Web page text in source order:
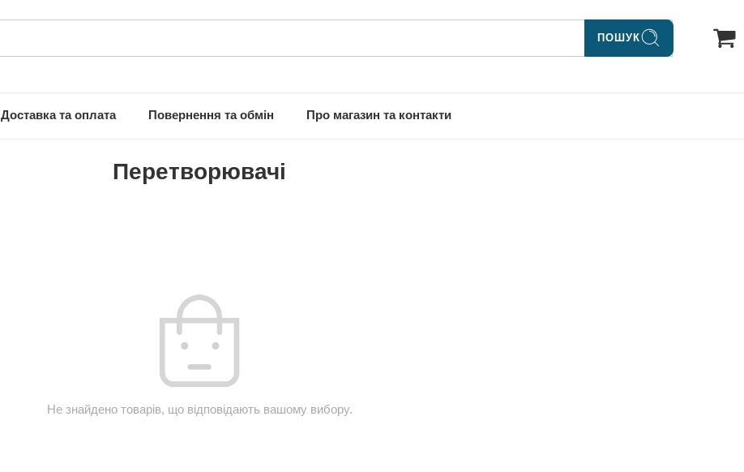
ПОШУК
Доставка та оплата Повернення та обмін Про магазин та контакти
Перетворювачі
Не знайдено товарів, що відповідають вашому вибору.